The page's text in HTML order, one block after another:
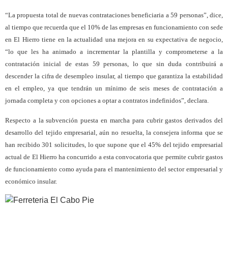
“La propuesta total de nuevas contrataciones beneficiaria a 59 personas”, dice,
al tiempo que recuerda que el 10% de las empresas en funcionamiento con sede
en El Hierro tiene en la actualidad una mejora en su expectativa de negocio,
“lo que les ha animado a incrementar la plantilla y comprometerse a la
contratación inicial de estas 59 personas, lo que sin duda contribuirá a
descender la cifra de desempleo insular, al tiempo que garantiza la estabilidad
en el empleo, ya que tendrán un mínimo de seis meses de contratación a
jornada completa y con opciones a optar a contratos indefinidos”, declara.
Respecto a la subvención puesta en marcha para cubrir gastos derivados del
desarrollo del tejido empresarial, aún no resuelta, la consejera informa que se
han recibido 301 solicitudes, lo que supone que el 45% del tejido empresarial
actual de El Hierro ha concurrido a esta convocatoria que permite cubrir gastos
de funcionamiento como ayuda para el mantenimiento del sector empresarial y
económico insular.